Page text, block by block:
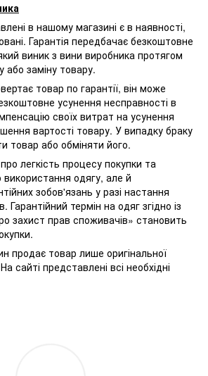
в нашому магазині є в наявності,
Гарантія передбачає безкоштовне
виник з вини виробника протягом
або заміну товару.
товар по гарантії, він може
усунення несправності в
своїх витрат на усунення
вартості товару. У випадку браку
товар або обміняти його.
легкість процесу покупки та
одягу, але й
зобов'язань у разі настання
Гарантійний термін на одяг згідно із
захист прав споживачів» становить
продає товар лише оригінальної
сайті представлені всі необхідні